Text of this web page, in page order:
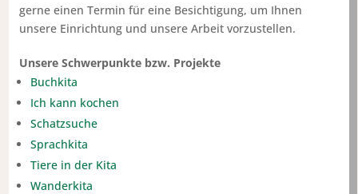
gerne einen Termin für eine Besichtigung, um Ihnen
unsere Einrichtung und unsere Arbeit vorzustellen.
Unsere Schwerpunkte bzw. Projekte
Buchkita
Ich kann kochen
Schatzsuche
Sprachkita
Tiere in der Kita
Wanderkita